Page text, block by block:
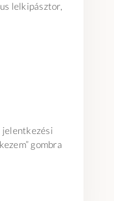
lelkipásztor,
jelentkezési
gombra